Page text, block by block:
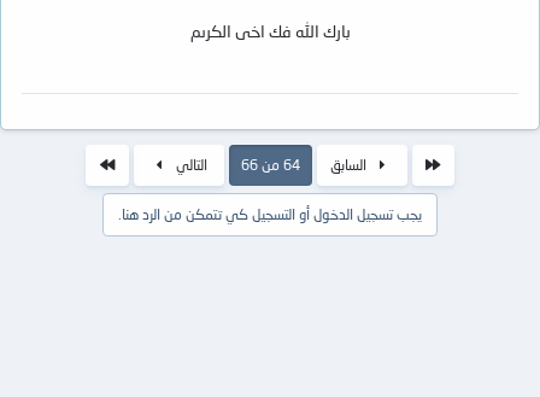
بارك الله فك اخى الكرىم
السابق 64 من 66 التالي
يجب تسجيل الدخول أو التسجيل كي تتمكن من الرد هنا.